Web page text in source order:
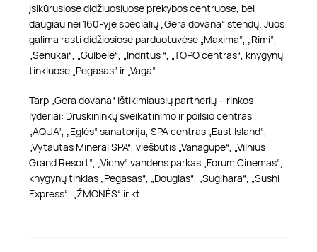
įsikūrusiose didžiuosiuose prekybos centruose, bei
daugiau nei 160-yje specialių „Gera dovana“ stendų. Juos
galima rasti didžiosiose parduotuvėse „Maxima“, „Rimi“,
„Senukai“, „Gulbelė“, „Indritus “, „TOPO centras“, knygynų
tinkluose „Pegasas“ ir „Vaga“.
Tarp „Gera dovana“ ištikimiausių partnerių – rinkos
lyderiai: Druskininkų sveikatinimo ir poilsio centras
„AQUA“, „Eglės“ sanatorija, SPA centras „East Island“,
„Vytautas Mineral SPA“, viešbutis „Vanagupė“, „Vilnius
Grand Resort“, „Vichy“ vandens parkas „Forum Cinemas“,
knygynų tinklas „Pegasas“, „Douglas“, „Sugihara“, „Sushi
Express“, „ŽMONĖS“ ir kt.